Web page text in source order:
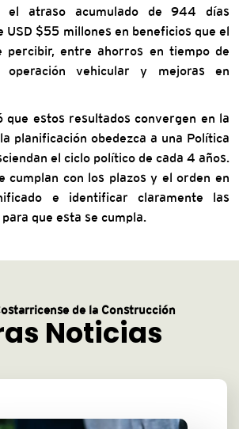
el atraso acumulado de 944 días
USD $55 millones en beneficios que el
percibir, entre ahorros en tiempo de
vehicular y mejoras en
que estos resultados convergen en la
planificación obedezca a una Política
el ciclo político de cada 4 años.
cumplan con los plazos y el orden en
e identificar claramente las
que esta se cumpla.
de la Construcción
Noticias